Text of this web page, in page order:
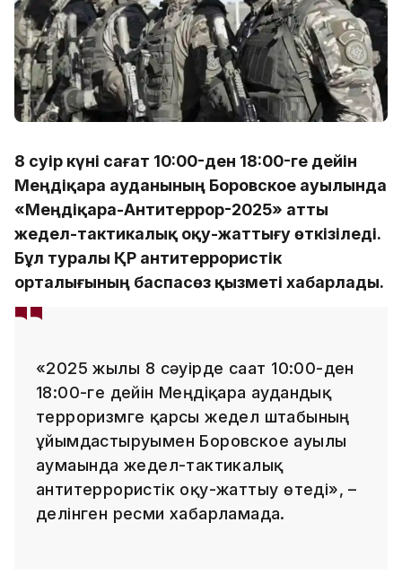
8 сәуір күні сағат 10:00-ден 18:00-ге дейін
Меңдіқара ауданының Боровское ауылында
«Меңдіқара-Антитеррор-2025» атты
жедел-тактикалық оқу-жаттығу өткізіледі.
Бұл туралы ҚР антитеррористік
орталығының баспасөз қызметі хабарлады.
«2025 жылғы 8 сәуірде сағат 10:00-ден
18:00-ге дейін Меңдіқара аудандық
терроризмге қарсы жедел штабының
ұйымдастыруымен Боровское ауылы
аумағында жедел-тактикалық
антитеррористік оқу-жаттығу өтеді», –
делінген ресми хабарламада.